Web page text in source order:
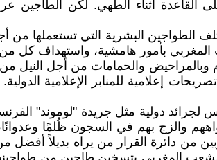
القاعدة أثناء الطهي. لكن
الطواجين البشرية التي تستعملها
المغربي بأمور هامشية،
وبالمراحيض والحمامات من أجل
للمنابر الإعلامية الدولية.
دولية مثل جريدة "لوموند"
والزج بهم في السجون ظُلمًا
دائرة القرار من يراه بديلاً أفضل